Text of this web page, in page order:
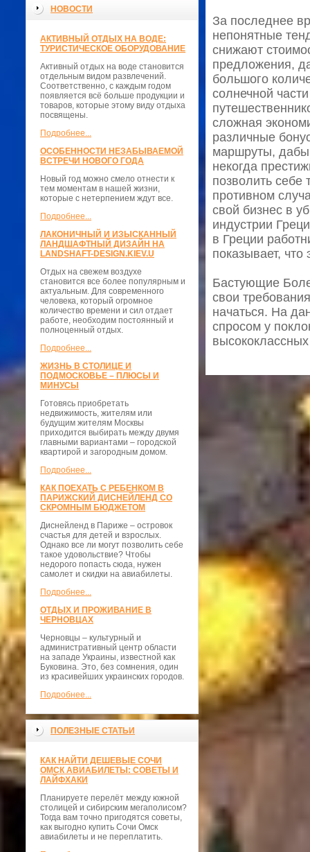
НОВОСТИ
АКТИВНЫЙ ОТДЫХ НА ВОДЕ:
ТУРИСТИЧЕСКОЕ ОБОРУДОВАНИЕ
Активный отдых на воде становится
отдельным видом развлечений.
Соответственно, с каждым годом
появляется всё больше продукции и
товаров, которые этому виду отдыха
посвящены.
Подробнее...
ОСОБЕННОСТИ НЕЗАБЫВАЕМОЙ
ВСТРЕЧИ НОВОГО ГОДА
Новый год можно смело отнести к
тем моментам в нашей жизни,
которые с нетерпением ждут все.
Подробнее...
ЛАКОНИЧНЫЙ И ИЗЫСКАННЫЙ
ЛАНДШАФТНЫЙ ДИЗАЙН НА
LANDSHAFT-DESIGN.KIEV.U
Отдых на свежем воздухе
становится все более популярным и
актуальным. Для современного
человека, который огромное
количество времени и сил отдает
работе, необходим постоянный и
полноценный отдых.
Подробнее...
ЖИЗНЬ В СТОЛИЦЕ И
ПОДМОСКОВЬЕ – ПЛЮСЫ И
МИНУСЫ
Готовясь приобретать
недвижимость, жителям или
будущим жителям Москвы
приходится выбирать между двумя
главными вариантами – городской
квартирой и загородным домом.
Подробнее...
КАК ПОЕХАТЬ С РЕБЕНКОМ В
ПАРИЖСКИЙ ДИСНЕЙЛЕНД СО
СКРОМНЫМ БЮДЖЕТОМ
Диснейленд в Париже – островок
счастья для детей и взрослых.
Однако все ли могут позволить себе
такое удовольствие? Чтобы
недорого попасть сюда, нужен
самолет и скидки на авиабилеты.
Подробнее...
ОТДЫХ И ПРОЖИВАНИЕ В
ЧЕРНОВЦАХ
Черновцы – культурный и
административный центр области
на западе Украины, известной как
Буковина. Это, без сомнения, один
из красивейших украинских городов.
Подробнее...
ПОЛЕЗНЫЕ СТАТЬИ
КАК НАЙТИ ДЕШЕВЫЕ СОЧИ
ОМСК АВИАБИЛЕТЫ: СОВЕТЫ И
ЛАЙФХАКИ
Планируете перелёт между южной
столицей и сибирским мегаполисом?
Тогда вам точно пригодятся советы,
как выгодно купить Сочи Омск
авиабилеты и не переплатить.
За последнее
непонятные
снижают
предложения,
большого
солнечной
сложная
различные
маршруты, дабы
некогда
позволить
противном
свой бизнес в
индустрии
в Греции
показывает,
Бастующие
свои
начаться. На
спросом у